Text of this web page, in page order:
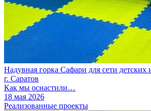
Надувная горка Сафари для сети
г. Саратов
Как мы оснастили…
18 мая 2026
Реализованные проекты